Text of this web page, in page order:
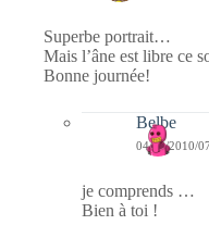
Superbe portrait…
Mais l’âne est libre ce
Bonne journée!
Belbe
04/03/2010/
je comprends …
Bien à toi !